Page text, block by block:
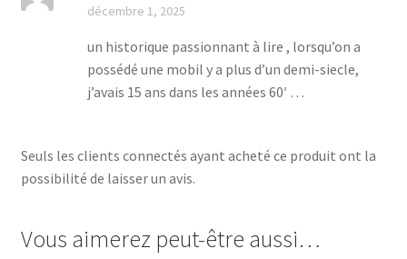
décembre 1, 2025
un historique passionnant à lire , lorsqu’on a
possédé une mobil y a plus d’un demi-siecle,
j’avais 15 ans dans les années 60′ …
Seuls les clients connectés ayant acheté ce produit ont la
possibilité de laisser un avis.
Vous aimerez peut-être aussi…